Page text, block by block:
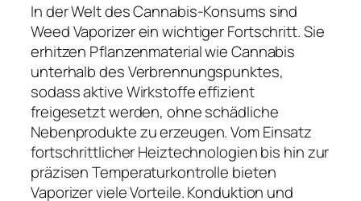
In der Welt des Cannabis-Konsums sind
Weed Vaporizer ein wichtiger Fortschritt. Sie
erhitzen Pflanzenmaterial wie Cannabis
unterhalb des Verbrennungspunktes,
sodass aktive Wirkstoffe effizient
freigesetzt werden, ohne schädliche
Nebenprodukte zu erzeugen. Vom Einsatz
fortschrittlicher Heiztechnologien bis hin zur
präzisen Temperaturkontrolle bieten
Vaporizer viele Vorteile. Konduktion und